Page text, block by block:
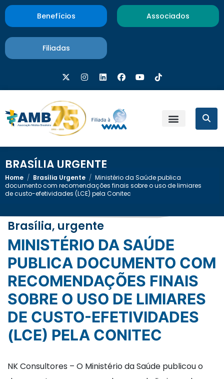
Benefícios Associados
Filiadas
BRASÍLIA URGENTE
Home / Brasília Urgente / Ministério da Saúde publica
documento com recomendações finais sobre o uso de limiares
de custo-efetividades (LCE) pela Conitec
Brasília, urgente
MINISTÉRIO DA SAÚDE
PUBLICA DOCUMENTO COM
RECOMENDAÇÕES FINAIS
SOBRE O USO DE LIMIARES
DE CUSTO-EFETIVIDADES
(LCE) PELA CONITEC
NK Consultores – O Ministério da Saúde publicou o